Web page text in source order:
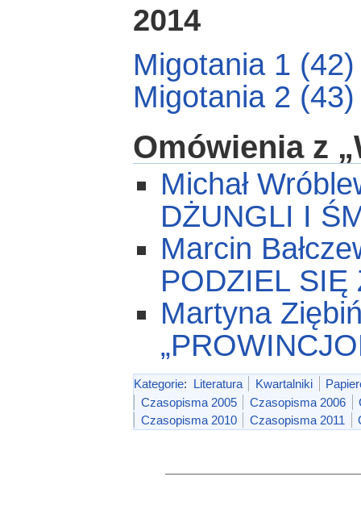
2014
Migotania 1
Migotania 2
Omówienia z
Michał
DŻUNGLI I
Marcin
PODZIEL SIĘ
Martyna
Kategorie: Literatura Kwartalniki
Czasopisma 2005
Czasopisma 2006
Czasopisma 2010
Czasopisma 2011